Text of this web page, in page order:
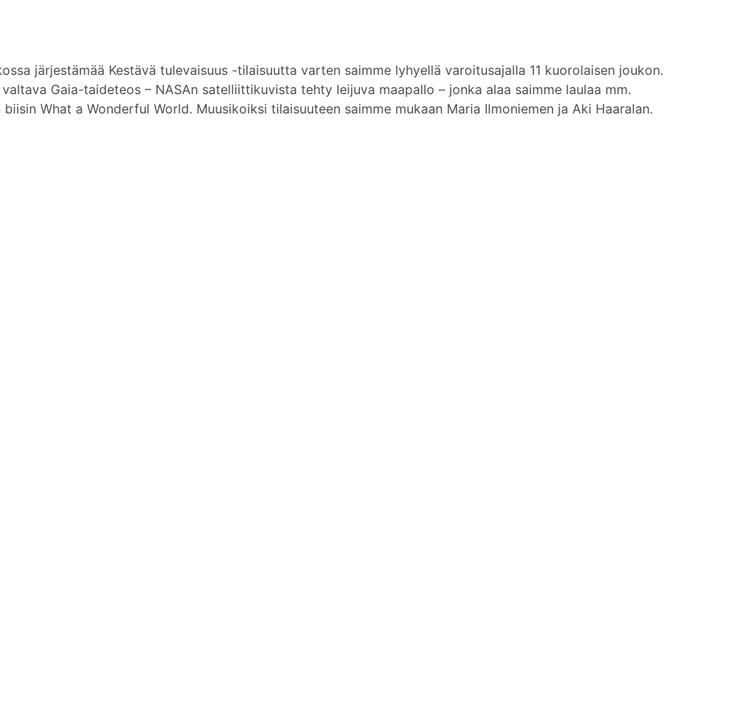
järjestämää Kestävä tulevaisuus -tilaisuutta varten saimme lyhyellä varoitusajalla 11 kuorolaisen joukon.
Gaia-taideteos – NASAn satelliittikuvista tehty leijuva maapallo – jonka alaa saimme laulaa mm.
What a Wonderful World. Muusikoiksi tilaisuuteen saimme mukaan Maria Ilmoniemen ja Aki Haaralan.